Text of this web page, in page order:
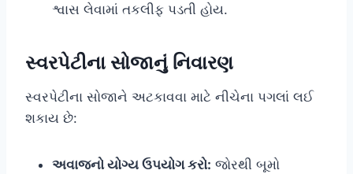
શ્વાસ લેવામાં તકલીફ પડતી હોય.
સ્વરપેટીના સોજાનું નિવારણ
સ્વરપેટીના સોજાને અટકાવવા માટે નીચેના પગલાં લઈ
શકાય છે:
અવાજનો યોગ્ય ઉપયોગ કરો: જોરથી બૂમો